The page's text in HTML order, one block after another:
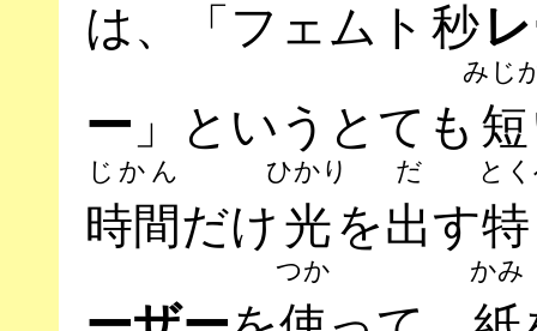
は、「フェムト 秒
ー 」というとても 短
みじ
時間
じかん
だけ光
ひかり
を出
だ
す
と
つか かみ